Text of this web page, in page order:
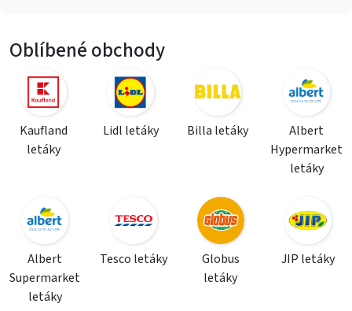
Oblíbené obchody
Kaufland
letáky
Lidl letáky Billa letáky
Albert
Hypermarket
letáky
Albert
Supermarket
letáky
Tesco letáky
Globus
letáky
JIP letáky